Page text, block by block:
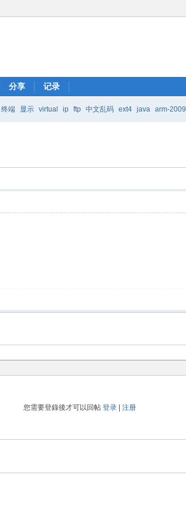
分享 记录
终端 显示 virtual ip ftp 中文乱码 ext4 java arm-2009
您需要登錄後才可以回帖登录 |注册